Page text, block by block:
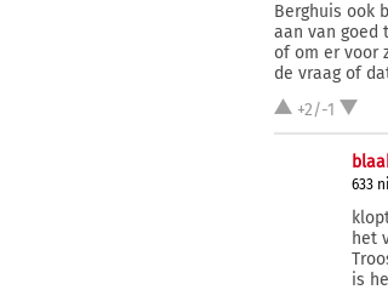
Berghuis ook
aan van goed
of om er voor
de vraag of
+2/-1
633
het
is